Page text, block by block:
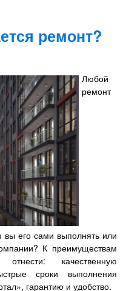
ремонт?
Любой
ремонт
вы его сами выполнять или
К преимуществам
качественную
сроки выполнения
гарантию и удобство.